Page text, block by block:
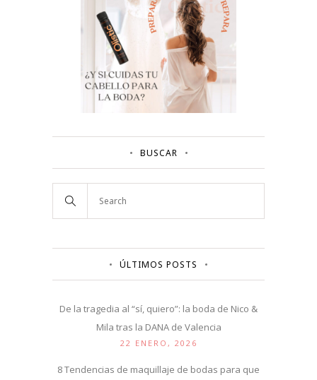
BUSCAR
ÚLTIMOS POSTS
De la tragedia al “sí, quiero”: la boda de Nico &
Mila tras la DANA de Valencia
22 ENERO, 2026
8 Tendencias de maquillaje de bodas para que